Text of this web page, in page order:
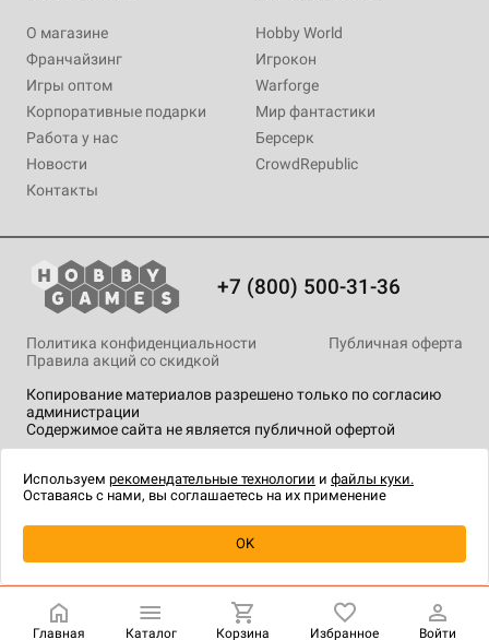
Уведомить о наличии
О магазине
Франчайзинг
Игры оптом
Корпоративные подарки
Работа у нас
Новости
Контакты
Hobby World
Игрокон
Warforge
Мир фантастики
Берсерк
CrowdRepublic
+7 (800) 500-31-36
Копирование материалов разрешено только по согласию
администрации
Содержимое сайта не является публичной офертой
Политика конфиденциальности
Публичная оферта
Правила акций со скидкой
технологии.
Главная Каталог Корзина Избранное Войти
Используем рекомендательные технологии и файлы куки.
Оставаясь с нами, вы соглашаетесь на их применение
OK